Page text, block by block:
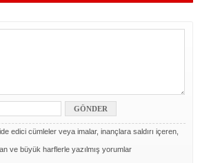
edici cümleler veya imalar, inançlara saldırı içeren,
ve büyük harflerle yazılmış yorumlar